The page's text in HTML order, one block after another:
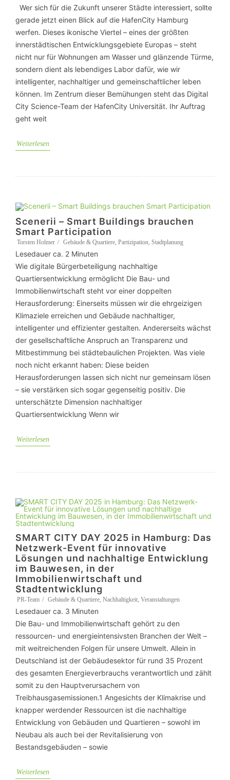
Wer sich für die Zukunft unserer Städte interessiert, sollte
gerade jetzt einen Blick auf die HafenCity Hamburg
werfen. Dieses ikonische Viertel – eines der größten
innerstädtischen Entwicklungsgebiete Europas – steht
nicht nur für Wohnungen am Wasser und glänzende Türme,
sondern dient als lebendiges Labor dafür, wie wir
intelligenter, nachhaltiger und gemeinschaftlicher leben
können. Im Zentrum dieser Bemühungen steht das Digital
City Science-Team der HafenCity Universität. Ihr Auftrag
geht weit
Weiterlesen
Scenerii – Smart Buildings brauchen
Smart Participation
Torsten Holmer Gebäude & Quartiere, Partizipation, Stadtplanung
Lesedauer ca. 2 Minuten
Wie digitale Bürgerbeteiligung nachhaltige
Quartiersentwicklung ermöglicht Die Bau- und
Immobilienwirtschaft steht vor einer doppelten
Herausforderung: Einerseits müssen wir die ehrgeizigen
Klimaziele erreichen und Gebäude nachhaltiger,
intelligenter und effizienter gestalten. Andererseits wächst
der gesellschaftliche Anspruch an Transparenz und
Mitbestimmung bei städtebaulichen Projekten. Was viele
noch nicht erkannt haben: Diese beiden
Herausforderungen lassen sich nicht nur gemeinsam lösen
– sie verstärken sich sogar gegenseitig positiv. Die
unterschätzte Dimension nachhaltiger
Quartiersentwicklung Wenn wir
Weiterlesen
SMART CITY DAY 2025 in Hamburg: Das
Netzwerk-Event für innovative
Lösungen und nachhaltige Entwicklung
im Bauwesen, in der
Immobilienwirtschaft und
Stadtentwicklung
PR-Team Gebäude & Quartiere, Nachhaltigkeit, Veranstaltungen
Lesedauer ca. 3 Minuten
Die Bau- und Immobilienwirtschaft gehört zu den
ressourcen- und energieintensivsten Branchen der Welt –
mit weitreichenden Folgen für unsere Umwelt. Allein in
Deutschland ist der Gebäudesektor für rund 35 Prozent
des gesamten Energieverbrauchs verantwortlich und zählt
somit zu den Hauptverursachern von
Treibhausgasemissionen.1 Angesichts der Klimakrise und
knapper werdender Ressourcen ist die nachhaltige
Entwicklung von Gebäuden und Quartieren – sowohl im
Neubau als auch bei der Revitalisierung von
Bestandsgebäuden – sowie
Weiterlesen